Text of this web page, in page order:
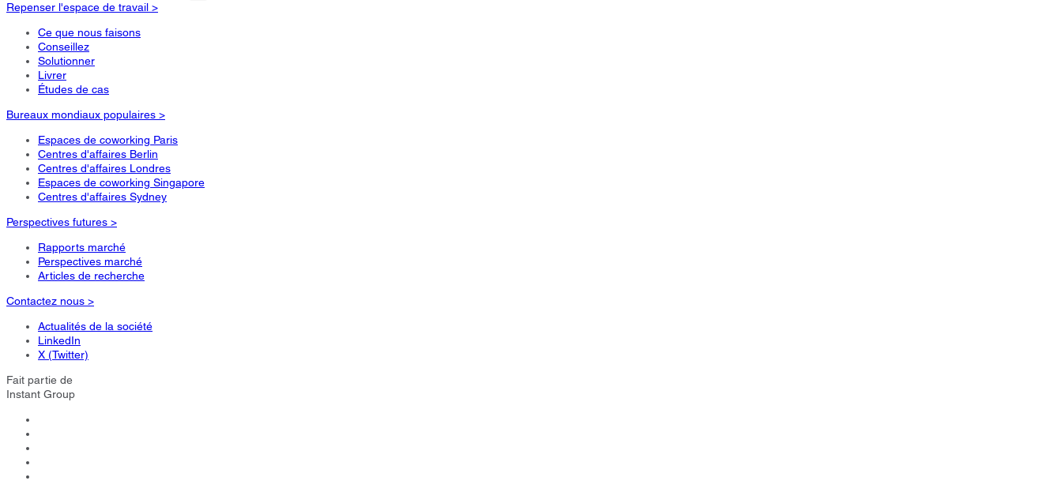
Repenser l'espace de travail >
Ce que nous faisons
Conseillez
Solutionner
Livrer
Études de cas
Bureaux mondiaux populaires >
Espaces de coworking Paris
Centres d'affaires Berlin
Centres d'affaires Londres
Espaces de coworking Singapore
Centres d'affaires Sydney
Perspectives futures >
Rapports marché
Perspectives marché
Articles de recherche
Contactez nous >
Actualités de la société
LinkedIn
X (Twitter)
Fait partie de
Instant Group